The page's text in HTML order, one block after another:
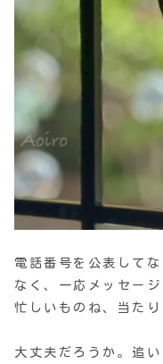
電話番号を公表して
なく、一応メッセー
忙しいものね、当たり
大丈夫だろうか。追